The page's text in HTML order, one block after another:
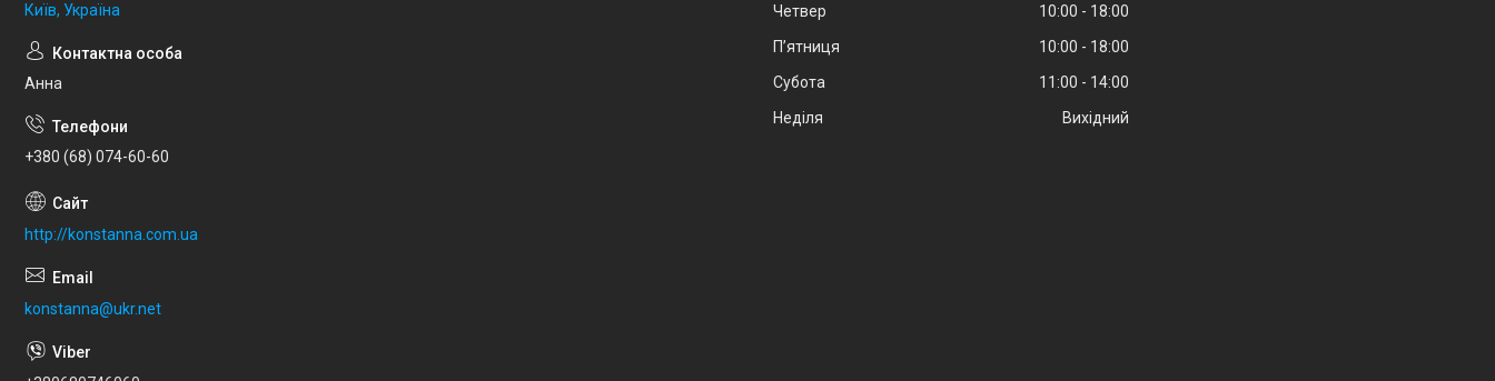
Київ, Україна
Анна
+380 (68) 074-60-60
http://konstanna.com.ua
konstanna@ukr.net
Четвер
10:00
18:00
Пʼятниця
10:00
18:00
Субота
11:00
14:00
Неділя
Вихідний